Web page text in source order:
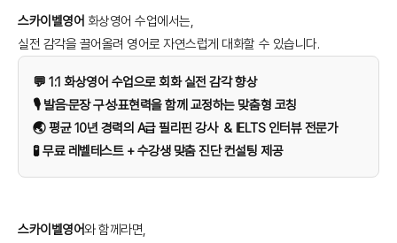
스카이벨영어 화상영어 수업에서는,
실전 감각을 끌어올려 영어로 자연스럽게 대화할 수 있습니다.
💬 1:1 화상영어 수업으로 회화 실전 감각 향상
🎙️ 발음·문장 구성·표현력을 함께 교정하는 맞춤형 코칭
🌏 평균 10년 경력의 A급 필리핀 강사 & IELTS 인터뷰 전문가
🧪 무료 레벨테스트 + 수강생 맞춤 진단 컨설팅 제공
스카이벨영어와 함께라면,